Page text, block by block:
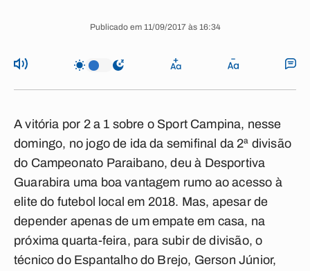
Publicado em 11/09/2017 às 16:34
A vitória por 2 a 1 sobre o Sport Campina, nesse
domingo, no jogo de ida da semifinal da 2ª divisão
do Campeonato Paraibano, deu à Desportiva
Guarabira uma boa vantagem rumo ao acesso à
elite do futebol local em 2018. Mas, apesar de
depender apenas de um empate em casa, na
próxima quarta-feira, para subir de divisão, o
técnico do Espantalho do Brejo, Gerson Júnior,